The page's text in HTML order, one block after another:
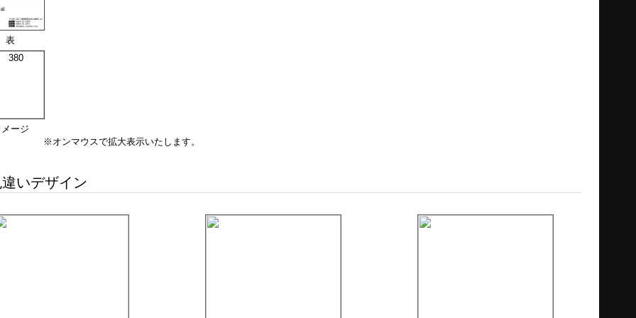
表
ージ
※オンマウスで拡大表示いたします。
いデザイン